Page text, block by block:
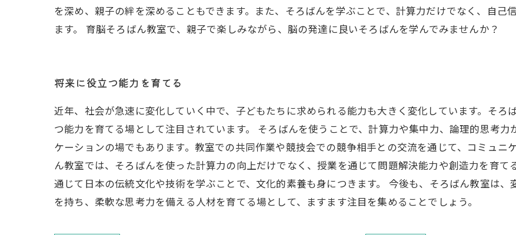
を深め、親子の絆を深めることもできます。また、そろばんを学ぶことで、計算力だけでなく、自己
ます。 育脳そろばん教室で、親子で楽しみながら、脳の発達に良いそろばんを学んでみませんか？
将来に役立つ能力を育てる
近年、社会が急速に変化していく中で、子どもたちに求められる能力も大きく変化しています。そろ
つ能力を育てる場として注目されています。 そろばんを使うことで、計算力や集中力、論理的思考
ケーションの場でもあります。教室での共同作業や競技会での競争相手との交流を通じて、コミュニ
ん教室では、そろばんを使った計算力の向上だけでなく、授業を通じて問題解決能力や創造力を育て
通じて日本の伝統文化や技術を学ぶことで、文化的素養も身につきます。 今後も、そろばん教室は
を持ち、柔軟な思考力を備える人材を育てる場として、ますます注目を集めることでしょう。